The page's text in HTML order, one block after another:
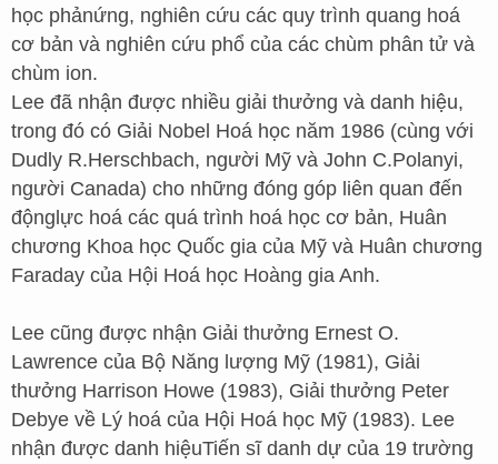
học phảnứng, nghiên cứu các quy trình quang hoá
cơ bản và nghiên cứu phổ của các chùm phân tử và
chùm ion.
Lee đã nhận được nhiều giải thưởng và danh hiệu,
trong đó có Giải Nobel Hoá học năm 1986 (cùng với
Dudly R.Herschbach, người Mỹ và John C.Polanyi,
người Canada) cho những đóng góp liên quan đến
độnglực hoá các quá trình hoá học cơ bản, Huân
chương Khoa học Quốc gia của Mỹ và Huân chương
Faraday của Hội Hoá học Hoàng gia Anh.
Lee cũng được nhận Giải thưởng Ernest O.
Lawrence của Bộ Năng lượng Mỹ (1981), Giải
thưởng Harrison Howe (1983), Giải thưởng Peter
Debye về Lý hoá của Hội Hoá học Mỹ (1983). Lee
nhận được danh hiệuTiến sĩ danh dự của 19 trường